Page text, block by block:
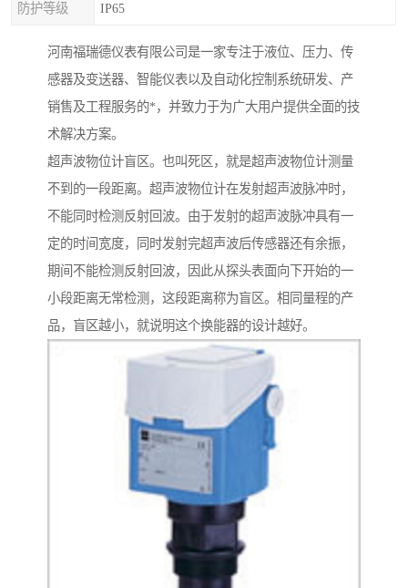
防护等级 IP65
河南福瑞德仪表有限公司是一家专注于液位、压力、传
感器及变送器、智能仪表以及自动化控制系统研发、产
销售及工程服务的*，并致力于为广大用户提供全面的技
术解决方案。
超声波物位计盲区。也叫死区，就是超声波物位计测量
不到的一段距离。超声波物位计在发射超声波脉冲时，
不能同时检测反射回波。由于发射的超声波脉冲具有一
定的时间宽度，同时发射完超声波后传感器还有余振，
期间不能检测反射回波，因此从探头表面向下开始的一
小段距离无常检测，这段距离称为盲区。相同量程的产
品，盲区越小，就说明这个换能器的设计越好。